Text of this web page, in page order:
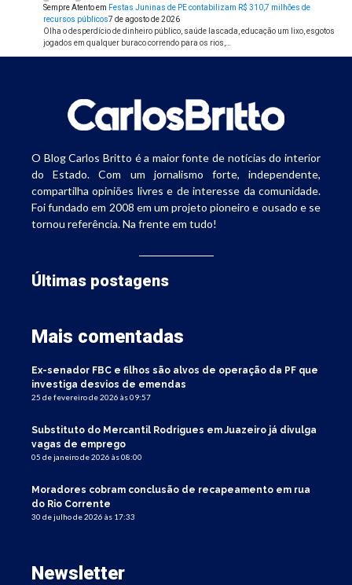
Sempre Atentoem Festas Juninas de PE contabilizam R$ 310,7 milhões de
recursos públicos7 de agosto de 2026
Olha o desperdício de dinheiro público, saúde lascada, educação um lixo, esgotos
jogados em qualquer buraco correndo para os rios,…
O Blog Carlos Britto é a maior fonte de notícias do interior
do Estado. Com um jornalismo forte, independente,
compartilha opiniões livres e de interesse da comunidade.
Foi fundado em 2008 em um projeto pioneiro e ousado e se
tornou referência. Na frente em tudo!
Últimas postagens
Mais comentadas
Ex-senador FBC e filhos são alvos de operação da PF que
investiga desvios de emendas
25 de fevereiro de 2026 às 09:57
Substituto do Mercantil Rodrigues em Juazeiro já divulga
vagas de emprego
05 de janeiro de 2026 às 08:00
Moradores cobram conclusão de recapeamento em rua
do Rio Corrente
30 de julho de 2026 às 17:33
Newsletter